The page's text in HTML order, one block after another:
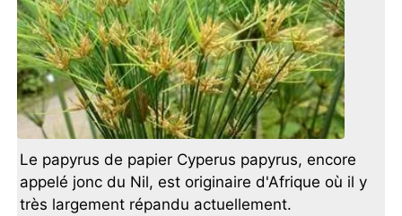
Le papyrus de papier Cyperus papyrus, encore
appelé jonc du Nil, est originaire d'Afrique où il y
très largement répandu actuellement.